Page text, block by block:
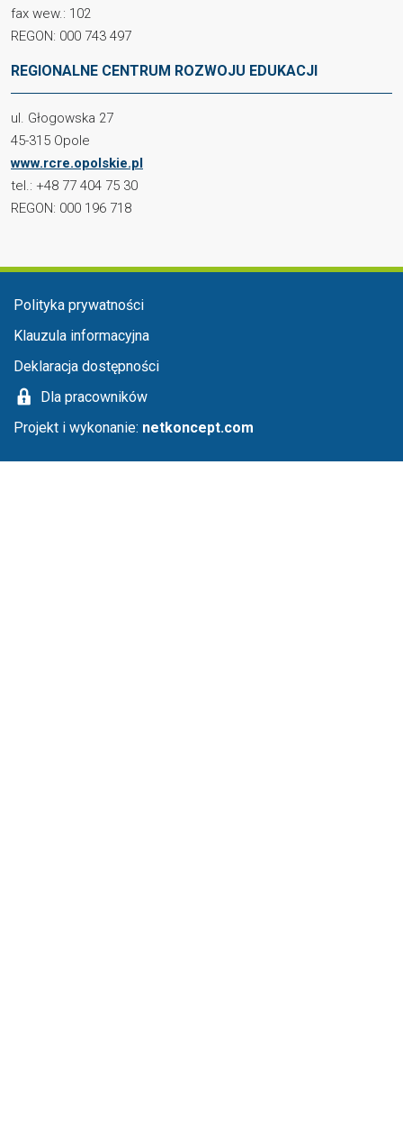
fax wew.: 102
REGON: 000 743 497
REGIONALNE CENTRUM ROZWOJU EDUKACJI
ul. Głogowska 27
45-315 Opole
www.rcre.opolskie.pl
tel.: +48 77 404 75 30
REGON: 000 196 718
Menu stopka
Polityka prywatności
Klauzula informacyjna
Deklaracja dostępności
Dla pracowników
Projekt i wykonanie: netkoncept.com